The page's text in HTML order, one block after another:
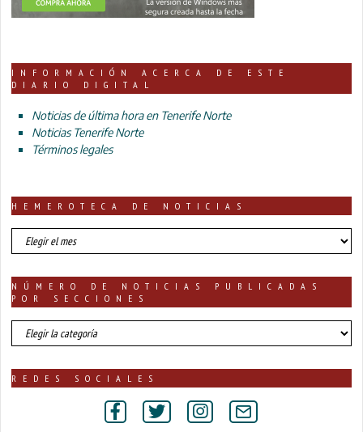
INFORMACIÓN ACERCA DE ESTE
DIARIO DIGITAL
Noticias de última hora en Tenerife Norte
Noticias Tenerife Norte
Términos legales
HEMEROTECA DE NOTICIAS
HEMEROTECA
DE
NÚMERO DE NOTICIAS PUBLICADAS
POR SECCIONES
número
de
publicadas
REDES SOCIALES